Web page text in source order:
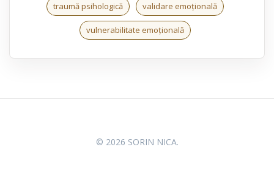
traumă psihologică validare emoțională
vulnerabilitate emoțională